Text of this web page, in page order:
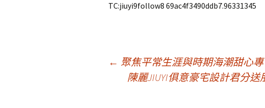
TC:jiuyi9follow8 69ac4f3490ddb7.96331345
← 聚焦平常生涯與時期海潮甜心
陳麗JIUYI俱意豪宅設計君分